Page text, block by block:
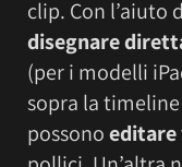
clip. Con l’aiuto
disegnare
(per i modelli
sopra la
possonoeditare